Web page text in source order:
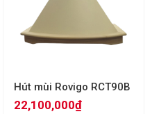
Hút mùi Rovigo RCT90B
22,100,000₫